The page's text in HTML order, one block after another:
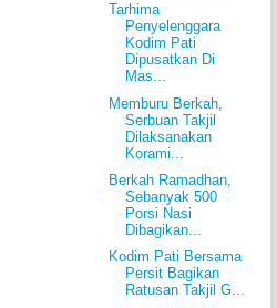
Tarhima
Penyelenggara
Kodim Pati
Dipusatkan Di
Mas...
Memburu Berkah,
Serbuan Takjil
Dilaksanakan
Korami...
Berkah Ramadhan,
Sebanyak 500
Porsi Nasi
Dibagikan...
Kodim Pati Bersama
Persit Bagikan
Ratusan Takjil G...